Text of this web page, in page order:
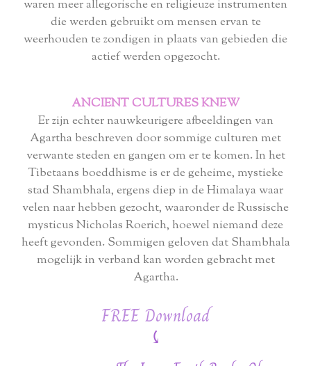
waren meer allegorische en religieuze instrumenten
die werden gebruikt om mensen ervan te
weerhouden te zondigen in plaats van gebieden die
actief werden opgezocht.
ANCIENT CULTURES KNEW
Er zijn echter nauwkeurigere afbeeldingen van
Agartha beschreven door sommige culturen met
verwante steden en gangen om er te komen. In het
Tibetaans boeddhisme is er de geheime, mystieke
stad Shambhala, ergens diep in de Himalaya waar
velen naar hebben gezocht, waaronder de Russische
mysticus Nicholas Roerich, hoewel niemand deze
heeft gevonden. Sommigen geloven dat Shambhala
mogelijk in verband kan worden gebracht met
Agartha.
FREE Download
⤹